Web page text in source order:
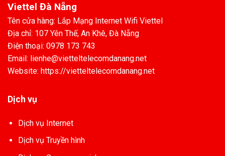
Viettel Đà Nẵng
Tên cửa hàng: Lắp Mạng Internet Wifi Viettel
Địa chỉ: 107 Yên Thế, An Khê, Đà Nẵng
Điện thoại: 0978 173 743
Email: lienhe@vietteltelecomdanang.net
Website: https://vietteltelecomdanang.net
Dịch vụ
Dịch vụ Internet
Dịch vụ Truyền hình